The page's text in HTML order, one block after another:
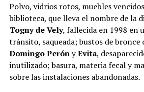
Polvo, vidrios rotos, muebles
biblioteca, que lleva el nombre de la
Togny de Vely, fallecida en 1998 en
tránsito, saqueada; bustos de bronce
Domingo PerónyEvita,
inutilizado; basura, materia fecal y
sobre las instalaciones abandonadas.